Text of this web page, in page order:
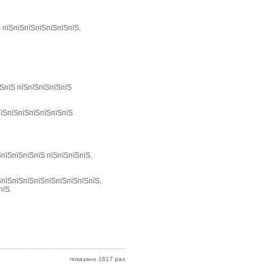
пїЅпїЅпїЅпїЅпїЅ
пїЅпїЅпїЅпїЅ.
показано 1617 раз